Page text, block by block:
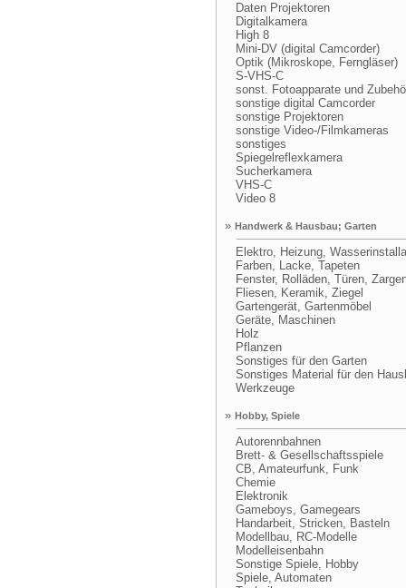
Daten Projektoren
Digitalkamera
High 8
Mini-DV (digital Camcorder)
Optik (Mikroskope, Ferngläser)
S-VHS-C
sonst. Fotoapparate und
sonstige digital Camcorder
sonstige Projektoren
sonstige Video-/Filmkameras
sonstiges
Spiegelreflexkamera
Sucherkamera
VHS-C
Video 8
» Handwerk & Hausbau; Garten
Elektro, Heizung,
Farben, Lacke, Tapeten
Fenster, Rolläden, Türen,
Fliesen, Keramik, Ziegel
Gartengerät, Gartenmöbel
Geräte, Maschinen
Holz
Pflanzen
Sonstiges für den Garten
Sonstiges Material für den
Werkzeuge
» Hobby, Spiele
Autorennbahnen
Brett- & Gesellschaftsspiele
CB, Amateurfunk, Funk
Chemie
Elektronik
Gameboys, Gamegears
Handarbeit, Stricken, Basteln
Modellbau, RC-Modelle
Modelleisenbahn
Sonstige Spiele, Hobby
Spiele, Automaten